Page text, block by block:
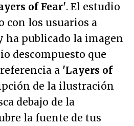
of Fear'. El estudio
con los usuarios a
ha publicado la imagen
descompuesto que
a 'Layers of
de la ilustración
debajo de la
la fuente de tus